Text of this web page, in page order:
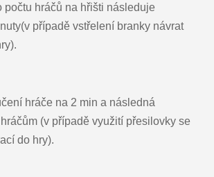
počtu hráčů na hřišti následuje
případě vstřelení branky návrat
hráče na 2 min a následná
(v případě využití přesilovky se
do hry).